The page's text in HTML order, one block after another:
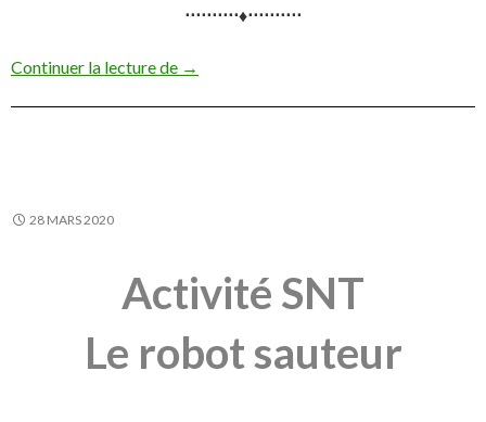
⋅⋅⋅⋅⋅⋅⋅⋅⋅⋅♦⋅⋅⋅⋅⋅⋅⋅⋅⋅⋅
Continuer la lecture de Activité SNT : Les petits papiers
→
28 MARS 2020
Activité SNT
Le robot sauteur